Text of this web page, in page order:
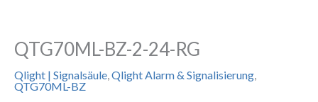
QTG70ML-BZ-2-24-RG
Qlight | Signalsäule,Qlight Alarm & Signalisierung,
QTG70ML-BZ